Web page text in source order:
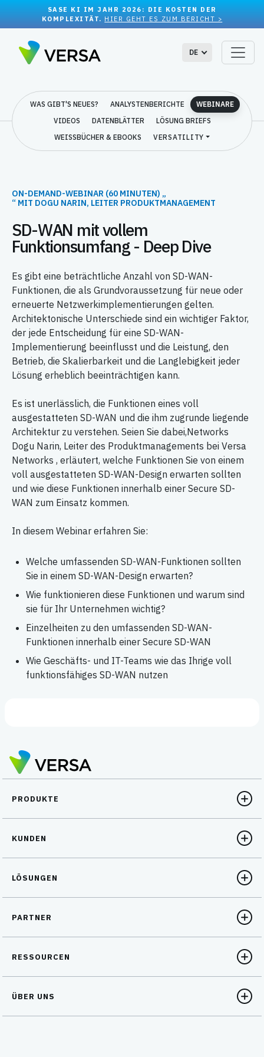
SASE KI IM JAHR 2026: DIE KOSTEN DER
KOMPLEXITÄT. HIER GEHT ES ZUM BERICHT >
DE
WAS GIBT'S NEUES? ANALYSTENBERICHTE
WEBINARE
VIDEOS
DATENBLÄTTER
LÖSUNG BRIEFS
WEISSBÜCHER & EBOOKS
VERSATILITY
ON-DEMAND-WEBINAR (60 MINUTEN) „
“ MIT DOGU NARIN, LEITER PRODUKTMANAGEMENT
SD-WAN mit vollem
Funktionsumfang - Deep Dive
Es gibt eine beträchtliche Anzahl von SD-WAN-
Funktionen, die als Grundvoraussetzung für neue oder
erneuerte Netzwerkimplementierungen gelten.
Architektonische Unterschiede sind ein wichtiger Faktor,
der jede Entscheidung für eine SD-WAN-
Implementierung beeinflusst und die Leistung, den
Betrieb, die Skalierbarkeit und die Langlebigkeit jeder
Lösung erheblich beeinträchtigen kann.
Es ist unerlässlich, die Funktionen eines voll
ausgestatteten SD-WAN und die ihm zugrunde liegende
Architektur zu verstehen. Seien Sie dabei,Networks
Dogu Narin, Leiter des Produktmanagements bei Versa
Networks , erläutert, welche Funktionen Sie von einem
voll ausgestatteten SD-WAN-Design erwarten sollten
und wie diese Funktionen innerhalb einer Secure SD-
WAN zum Einsatz kommen.
In diesem Webinar erfahren Sie:
Welche umfassenden SD-WAN-Funktionen sollten
Sie in einem SD-WAN-Design erwarten?
Wie funktionieren diese Funktionen und warum sind
sie für Ihr Unternehmen wichtig?
Einzelheiten zu den umfassenden SD-WAN-
Funktionen innerhalb einer Secure SD-WAN
Wie Geschäfts- und IT-Teams wie das Ihrige voll
funktionsfähiges SD-WAN nutzen
PRODUKTE
KUNDEN
LÖSUNGEN
PARTNER
RESSOURCEN
ÜBER UNS